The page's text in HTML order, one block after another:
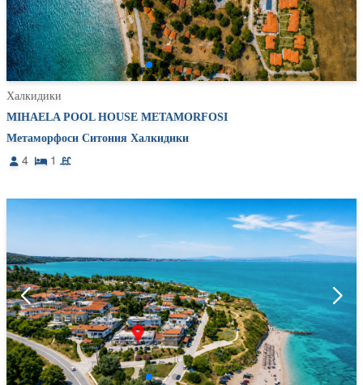
Халкидики
MIHAELA POOL HOUSE METAMORFOSI
Метаморфоси Ситония Халкидики
4 1